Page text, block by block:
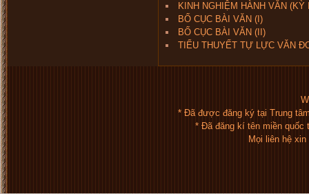
KINH NGHIỆM HÀNH VĂN (KỲ
BỐ CỤC BÀI VĂN (I)
BỐ CỤC BÀI VĂN (II)
TIỂU THUYẾT TỰ LỰC VĂN
* Đã được đăng ký tại Trung
* Đã đăng kí tên miền quốc
Mọi liên hệ